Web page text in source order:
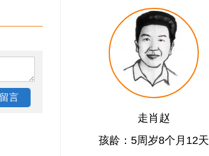
走肖赵
孩龄：5周岁8个月12天